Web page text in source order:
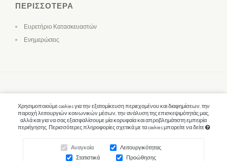
Χρησιμοποιούμε cookies για την εξατομίκευση περιεχομένου και διαφημίσεων, την
παροχή λειτουργιών κοινωνικών μέσων, την ανάλυση της επισκεψιμότητάς μας,
αλλά και για να σας εξασφαλίσουμε μία κορυφαία και απροβλημάτιστη εμπειρία
περιήγησης. Περισσότερες πληροφορίες σχετικά με τα cookies μπορείτε να δείτε
Αναγκαία
Λειτουργικότητας
Στατιστικά
Προώθησης
ΠΕΡΙΣΣΌΤΕΡΑ
Ευρετήριο Κατασκευαστών
Ενημερώσεις